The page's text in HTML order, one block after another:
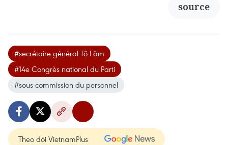
source
#secrétaire général Tô Lâm
#14e Congrès national du Parti
#sous-commission du personnel
Theo dõi VietnamPlus